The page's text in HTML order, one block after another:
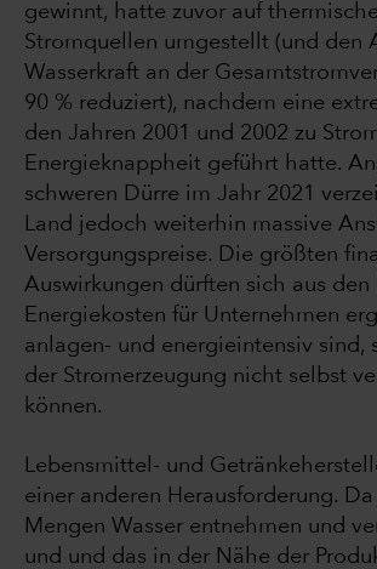
gewinnt, hatte zuvor auf thermische
Stromquellen umgestellt (und den
Wasserkraft an der
90 % reduziert), nachdem eine
den Jahren 2001 und 2002 zu
Energieknappheit geführt hatte.
schweren Dürre im Jahr 2021
Land jedoch weiterhin massive
Versorgungspreise. Die größten
Auswirkungen dürften sich aus den
Energiekosten für Unternehmen
anlagen- und energieintensiv sind,
der Stromerzeugung nicht selbst
können.
Lebensmittel- und
einer anderen Herausforderung.
Mengen Wasser entnehmen und
und und das in der Nähe der